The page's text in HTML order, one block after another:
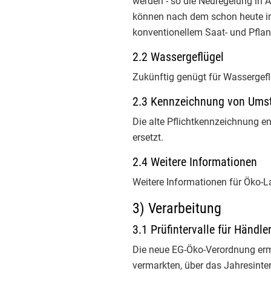
können nach dem schon heute
konventionellem Saat- und
2.2 Wassergeflügel
Zukünftig genügt für
2.3 Kennzeichnung von
Die alte Pflichtkennzeichnung
ersetzt.
2.4 Weitere Informationen
Weitere Informationen für Öko-
3) Verarbeitung
3.1 Prüfintervalle für
Die neue EG-Öko-Verordnung
vermarkten, über das